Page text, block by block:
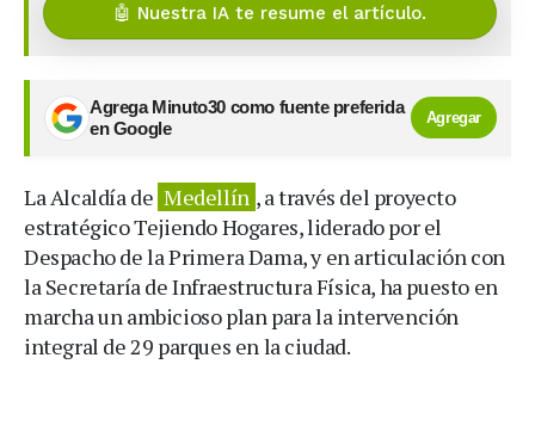
🤖 Nuestra IA te resume el artículo.
Agrega Minuto30 como fuente preferida
en Google
Agregar
La Alcaldía de Medellín , a través del proyecto
estratégico Tejiendo Hogares, liderado por el
Despacho de la Primera Dama, y en articulación con
la Secretaría de Infraestructura Física, ha puesto en
marcha un ambicioso plan para la intervención
integral de 29 parques en la ciudad.